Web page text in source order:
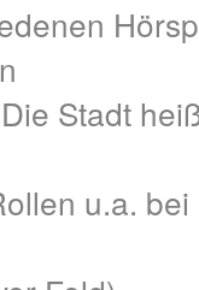
Stadt
u.a.